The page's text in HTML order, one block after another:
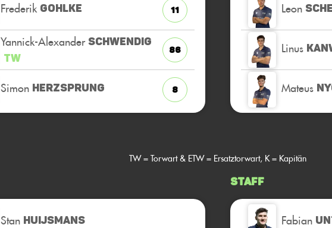
Frederik GOHLKE 11
Yannick-Alexander SCHWENDIG
TW
86
Simon HERZSPRUNG 8
Leon
Linus
Mateus
TW = Torwart & ETW = Ersatztorwart, K = Kapitän
Stan HUIJSMANS
Staff
Fabian